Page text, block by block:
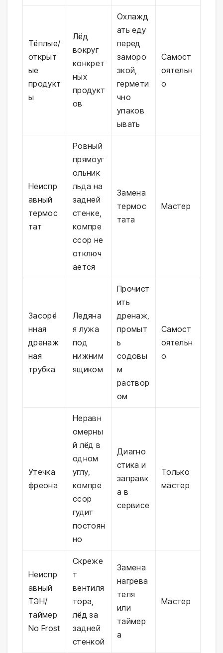
Тёплые/
открыт
ые
продукт
ы
Лёд
вокруг
конкрет
ных
продукт
ов
Охлажд
ать еду
перед
заморо
зкой,
гермети
чно
упаков
ывать
Самост
оятельн
о
Неиспр
авный
термос
тат
Ровный
прямоуг
ольник
льда на
задней
стенке,
компре
ссор не
отключ
ается
Замена
термос
тата
Мастер
Засорё
нная
дренаж
ная
трубка
Ледяна
я лужа
под
нижним
ящиком
Прочист
ить
дренаж,
промыт
ь
содовы
м
раствор
ом
Самост
оятельн
о
Утечка
фреона
Неравн
омерны
й лёд в
одном
углу,
компре
ссор
гудит
постоян
но
Диагно
стика и
заправк
а в
сервисе
Только
мастер
Неиспр
авный
ТЭН/
таймер
No Frost
Скреже
т
вентиля
тора,
лёд за
задней
стенкой
Замена
нагрева
теля
или
таймер
а
Мастер